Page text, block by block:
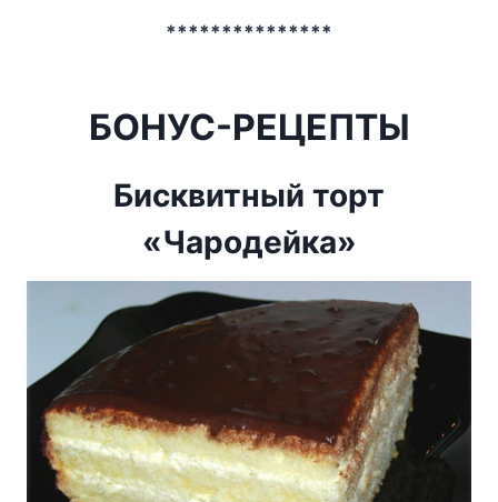
***************
БОНУС-РЕЦЕПТЫ
Бисквитный торт
«Чародейка»